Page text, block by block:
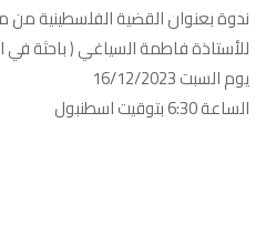
ندوة بعنوان القضية الفلسطينية من
للأستاذة فاطمة السياغي ( باحثة في
يوم السبت 16/12/2023
الساعة 6:30 بتوقيت اسطنبول